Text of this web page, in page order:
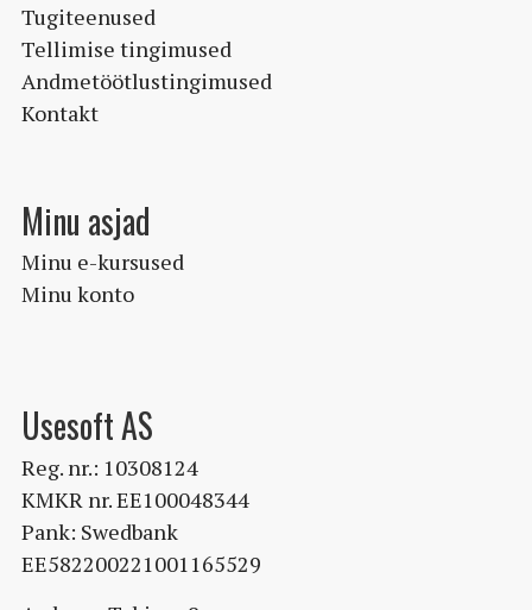
Tugiteenused
Tellimise tingimused
Andmetöötlustingimused
Kontakt
Minu asjad
Minu e-kursused
Minu konto
Usesoft AS
Reg. nr.: 10308124
KMKR nr. EE100048344
Pank: Swedbank
EE582200221001165529